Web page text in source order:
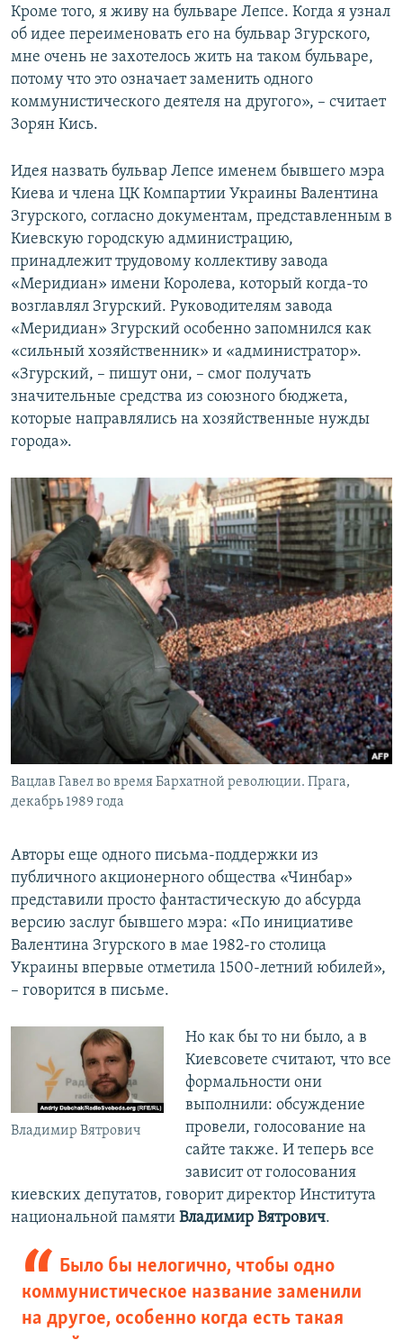
Кроме того, я живу на бульваре Лепсе. Когда я узнал
об идее переименовать его на бульвар Згурского,
мне очень не захотелось жить на таком бульваре,
потому что это означает заменить одного
коммунистического деятеля на другого», – считает
Зорян Кись.
Идея назвать бульвар Лепсе именем бывшего мэра
Киева и члена ЦК Компартии Украины Валентина
Згурского, согласно документам, представленным в
Киевскую городскую администрацию,
принадлежит трудовому коллективу завода
«Меридиан» имени Королева, который когда-то
возглавлял Згурский. Руководителям завода
«Меридиан» Згурский особенно запомнился как
«сильный хозяйственник» и «администратор».
«Згурский, – пишут они, – смог получать
значительные средства из союзного бюджета,
которые направлялись на хозяйственные нужды
города».
Вацлав Гавел во время Бархатной революции. Прага,
декабрь 1989 года
Авторы еще одного письма-поддержки из
публичного акционерного общества «Чинбар»
представили просто фантастическую до абсурда
версию заслуг бывшего мэра: «По инициативе
Валентина Згурского в мае 1982-го столица
Украины впервые отметила 1500-летний юбилей»,
– говорится в письме.
Владимир Вятрович
Но как бы то ни было, а в
Киевсовете считают, что все
формальности они
выполнили: обсуждение
провели, голосование на
сайте также. И теперь все
зависит от голосования
киевских депутатов, говорит директор Института
национальной памяти Владимир Вятрович.
Было бы нелогично, чтобы одно
коммунистическое название заменили
на другое, особенно когда есть такая